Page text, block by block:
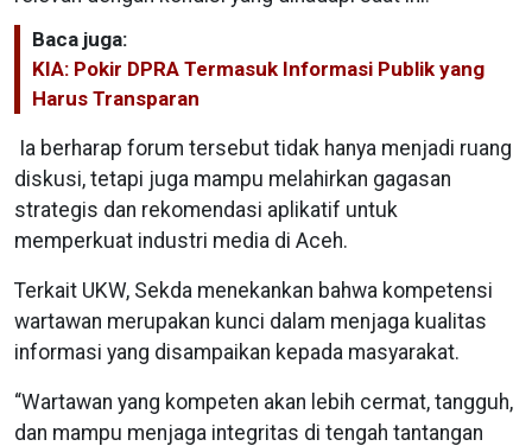
Baca juga:
KIA: Pokir DPRA Termasuk Informasi Publik yang
Harus Transparan
Ia berharap forum tersebut tidak hanya menjadi ruang
diskusi, tetapi juga mampu melahirkan gagasan
strategis dan rekomendasi aplikatif untuk
memperkuat industri media di Aceh.
Terkait UKW, Sekda menekankan bahwa kompetensi
wartawan merupakan kunci dalam menjaga kualitas
informasi yang disampaikan kepada masyarakat.
“Wartawan yang kompeten akan lebih cermat, tangguh,
dan mampu menjaga integritas di tengah tantangan